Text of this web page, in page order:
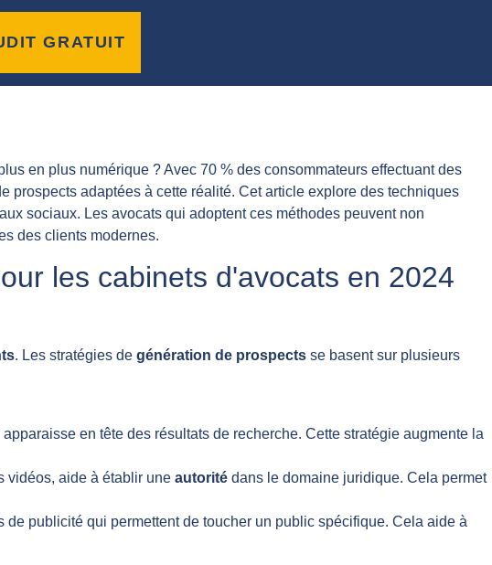
GRATUIT
avocats en 2024
en plus numérique ? Avec 70 % des consommateurs effectuant des
prospects adaptées à cette réalité. Cet article explore des techniques
sociaux. Les avocats qui adoptent ces méthodes peuvent non
des clients modernes.
les cabinets d'avocats en 2024
. Les stratégies de génération de prospects se basent sur plusieurs
en tête des résultats de recherche. Cette stratégie augmente la
vidéos, aide à établir une autorité dans le domaine juridique. Cela permet
publicité qui permettent de toucher un public spécifique. Cela aide à